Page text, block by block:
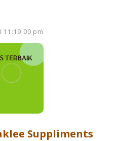
11:19:00 pm
Suppliments